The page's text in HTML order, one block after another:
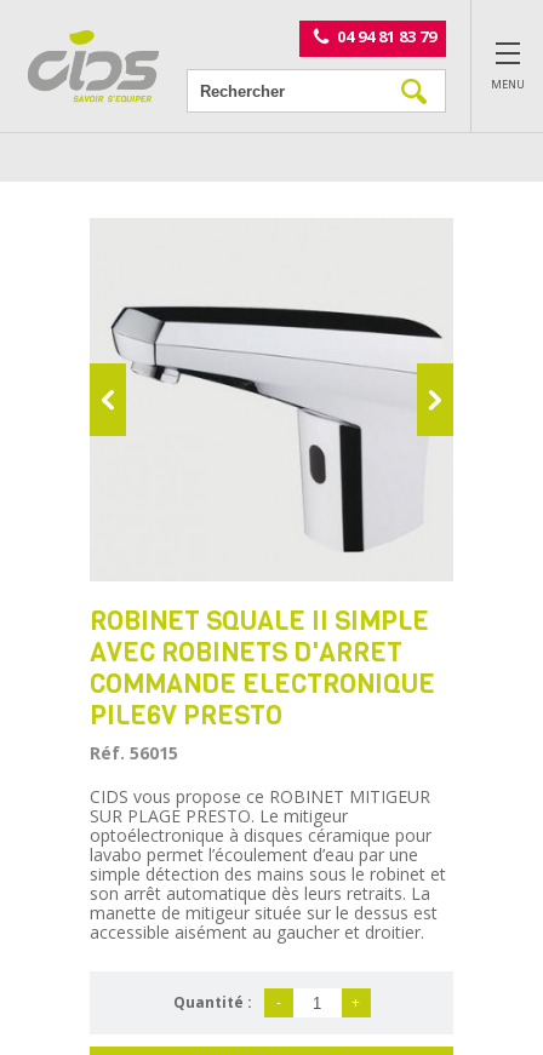
04 94 81 83 79
MENU
ROBINET SQUALE II SIMPLE
AVEC ROBINETS D'ARRET
COMMANDE ELECTRONIQUE
PILE6V PRESTO
Réf. 56015
CIDS vous propose ce ROBINET MITIGEUR
SUR PLAGE PRESTO. Le mitigeur
optoélectronique à disques céramique pour
lavabo permet l’écoulement d’eau par une
simple détection des mains sous le robinet et
son arrêt automatique dès leurs retraits. La
manette de mitigeur située sur le dessus est
accessible aisément au gaucher et droitier.
Quantité : - +